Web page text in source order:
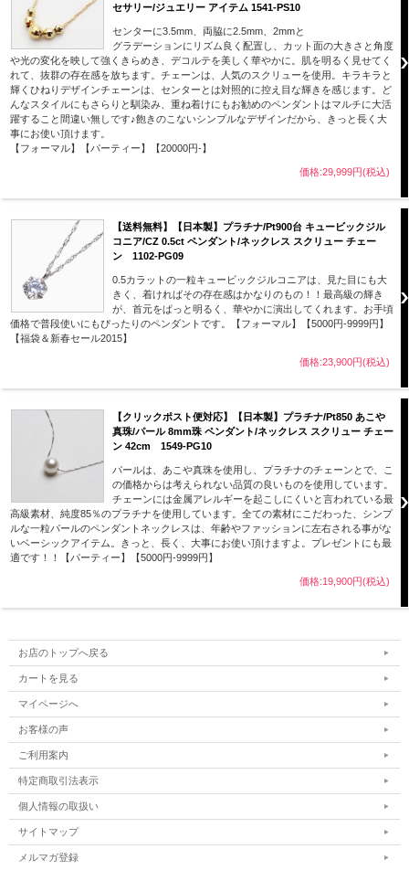
セサリー/ジュエリー アイテム 1541-PS10
センターに3.5mm、両脇に2.5mm、2mmと
グラデーションにリズム良く配置し、カット面の大きさと角度
や光の変化を映して強くきらめき、デコルテを美しく華やかに。肌を明るく見せてく
れて、抜群の存在感を放ちます。チェーンは、人気のスクリューを使用。キラキラと
輝くひねりデザインチェーンは、センターとは対照的に控え目な輝きを感じます。ど
んなスタイルにもさらりと馴染み、重ね着けにもお勧めのペンダントはマルチに大活
躍すること間違い無しです♪飽きのこないシンプルなデザインだから、きっと長く大
事にお使い頂けます。
【フォーマル】【パーティー】【20000円-】
価格:29,999円(税込)
【送料無料】【日本製】プラチナ/Pt900台 キュービックジル
コニア/CZ 0.5ct ペンダント/ネックレス スクリュー チェー
ン 1102-PG09
0.5カラットの一粒キュービックジルコニアは、見た目にも大
きく、着ければその存在感はかなりのもの！！最高級の輝き
が、首元をぱっと明るく、華やかに演出してくれます。お手頃
価格で普段使いにもぴったりのペンダントです。【フォーマル】【5000円-9999円】
【福袋＆新春セール2015】
価格:23,900円(税込)
【クリックポスト便対応】【日本製】プラチナ/Pt850 あこや
真珠/パール 8mm珠 ペンダント/ネックレス スクリュー チェー
ン 42cm 1549-PG10
パールは、あこや真珠を使用し、プラチナのチェーンとで、こ
の価格からは考えられない品質の良いものを使用しています。
チェーンには金属アレルギーを起こしにくいと言われている最
高級素材、純度85％のプラチナを使用しています。全ての素材にこだわった、シンプ
ルな一粒パールのペンダントネックレスは、年齢やファッションに左右される事がな
いベーシックアイテム。きっと、長く、大事にお使い頂けますよ。プレゼントにも最
適です！！【パーティー】【5000円-9999円】
価格:19,900円(税込)
お店のトップへ戻る
カートを見る
マイページへ
お客様の声
ご利用案内
特定商取引法表示
個人情報の取扱い
サイトマップ
メルマガ登録